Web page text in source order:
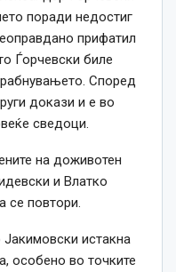
поради недостиг
прифатил
Ѓорчевски биле
Според
докази и е во
сведоци.
на доживотен
и Влатко
се повтори.
истакна
особено во точките